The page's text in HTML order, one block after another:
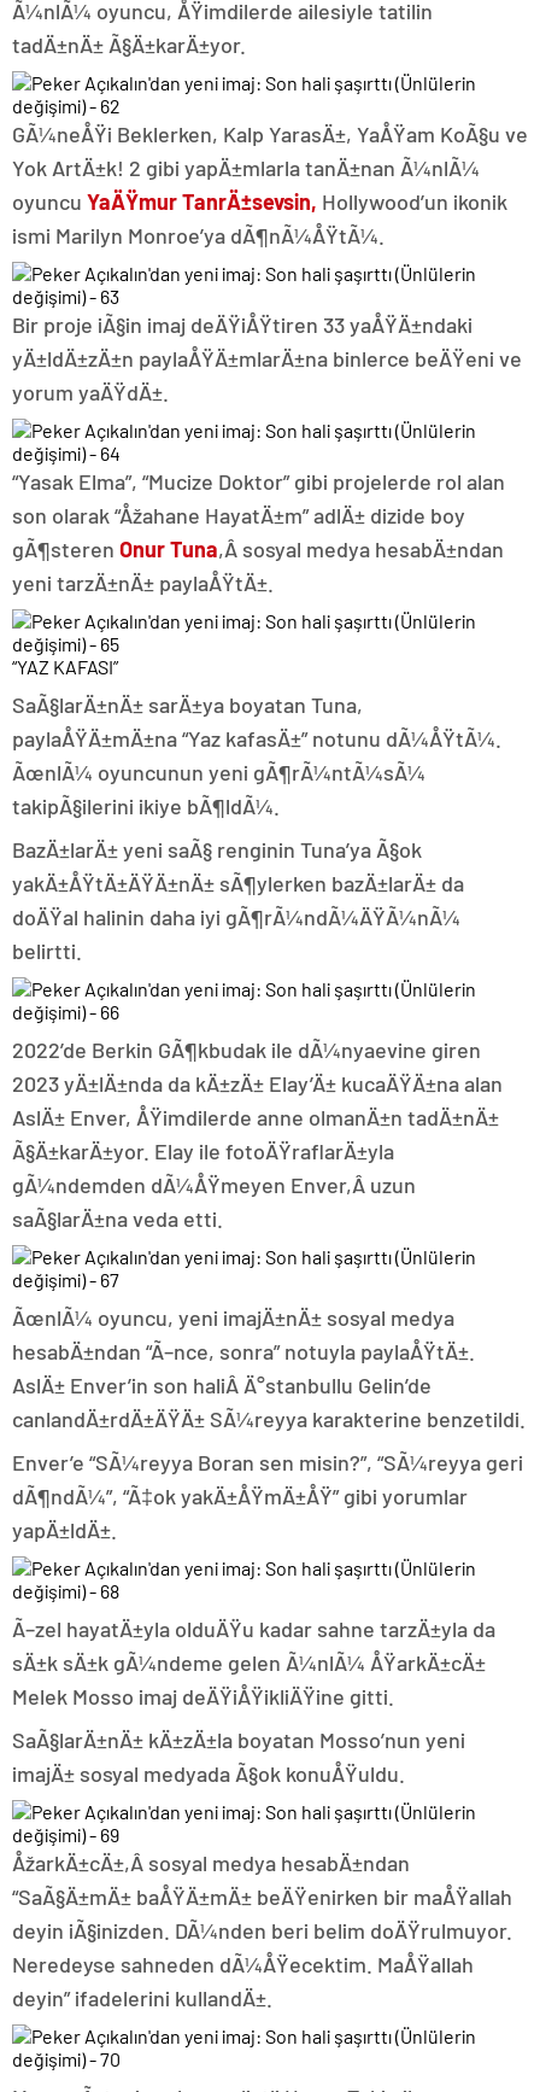
Ã¼nlÃ¼ oyuncu, ÅŸimdilerde ailesiyle tatilin
tadÄ±nÄ± Ã§Ä±karÄ±yor.
GÃ¼neÅŸi Beklerken, Kalp YarasÄ±, YaÅŸam KoÃ§u ve
Yok ArtÄ±k! 2 gibi yapÄ±mlarla tanÄ±nan Ã¼nlÃ¼
oyuncu YaÄŸmur TanrÄ±sevsin, Hollywood’un ikonik
ismi Marilyn Monroe’ya dÃ¶nÃ¼ÅŸtÃ¼.
Bir proje iÃ§in imaj deÄŸiÅŸtiren 33 yaÅŸÄ±ndaki
yÄ±ldÄ±zÄ±n paylaÅŸÄ±mlarÄ±na binlerce beÄŸeni ve
yorum yaÄŸdÄ±.
“Yasak Elma”, “Mucize Doktor” gibi projelerde rol alan
son olarak “Åžahane HayatÄ±m” adlÄ± dizide boy
gÃ¶steren Onur Tuna,Â sosyal medya hesabÄ±ndan
yeni tarzÄ±nÄ± paylaÅŸtÄ±.
“YAZ KAFASI”
SaÃ§larÄ±nÄ± sarÄ±ya boyatan Tuna,
paylaÅŸÄ±mÄ±na “Yaz kafasÄ±” notunu dÃ¼ÅŸtÃ¼.
ÃœnlÃ¼ oyuncunun yeni gÃ¶rÃ¼ntÃ¼sÃ¼
takipÃ§ilerini ikiye bÃ¶ldÃ¼.
BazÄ±larÄ± yeni saÃ§ renginin Tuna’ya Ã§ok
yakÄ±ÅŸtÄ±ÄŸÄ±nÄ± sÃ¶ylerken bazÄ±larÄ± da
doÄŸal halinin daha iyi gÃ¶rÃ¼ndÃ¼ÄŸÃ¼nÃ¼
belirtti.
2022’de Berkin GÃ¶kbudak ile dÃ¼nyaevine giren
2023 yÄ±lÄ±nda da kÄ±zÄ± Elay’Ä± kucaÄŸÄ±na alan
AslÄ± Enver, ÅŸimdilerde anne olmanÄ±n tadÄ±nÄ±
Ã§Ä±karÄ±yor. Elay ile fotoÄŸraflarÄ±yla
gÃ¼ndemden dÃ¼ÅŸmeyen Enver,Â uzun
saÃ§larÄ±na veda etti.
ÃœnlÃ¼ oyuncu, yeni imajÄ±nÄ± sosyal medya
hesabÄ±ndan “Ã–nce, sonra” notuyla paylaÅŸtÄ±.
AslÄ± Enver’in son haliÂ Ä°stanbullu Gelin’de
canlandÄ±rdÄ±ÄŸÄ± SÃ¼reyya karakterine benzetildi.
Enver’e “SÃ¼reyya Boran sen misin?”, “SÃ¼reyya geri
dÃ¶ndÃ¼”, “Ã‡ok yakÄ±ÅŸmÄ±ÅŸ” gibi yorumlar
yapÄ±ldÄ±.
Ã–zel hayatÄ±yla olduÄŸu kadar sahne tarzÄ±yla da
sÄ±k sÄ±k gÃ¼ndeme gelen Ã¼nlÃ¼ ÅŸarkÄ±cÄ±
Melek Mosso imaj deÄŸiÅŸikliÄŸine gitti.
SaÃ§larÄ±nÄ± kÄ±zÄ±la boyatan Mosso’nun yeni
imajÄ± sosyal medyada Ã§ok konuÅŸuldu.
ÅžarkÄ±cÄ±,Â sosyal medya hesabÄ±ndan
“SaÃ§Ä±mÄ± baÅŸÄ±mÄ± beÄŸenirken bir maÅŸallah
deyin iÃ§inizden. DÃ¼nden beri belim doÄŸrulmuyor.
Neredeyse sahneden dÃ¼ÅŸecektim. MaÅŸallah
deyin” ifadelerini kullandÄ±.